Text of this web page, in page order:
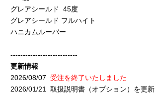
グレアシールド 45度
グレアシールド フルハイト
ハニカムルーバー
---------------------------
更新情報
2026/08/07 受注を終了いたしました
2026/01/21 取扱説明書（オプション）を更新